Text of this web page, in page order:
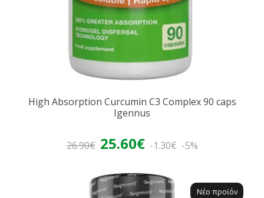
High Absorption Curcumin C3 Complex 90 caps
Igennus
26.90€ 25.60€ -1.30€ -5%
Νέο προϊόν